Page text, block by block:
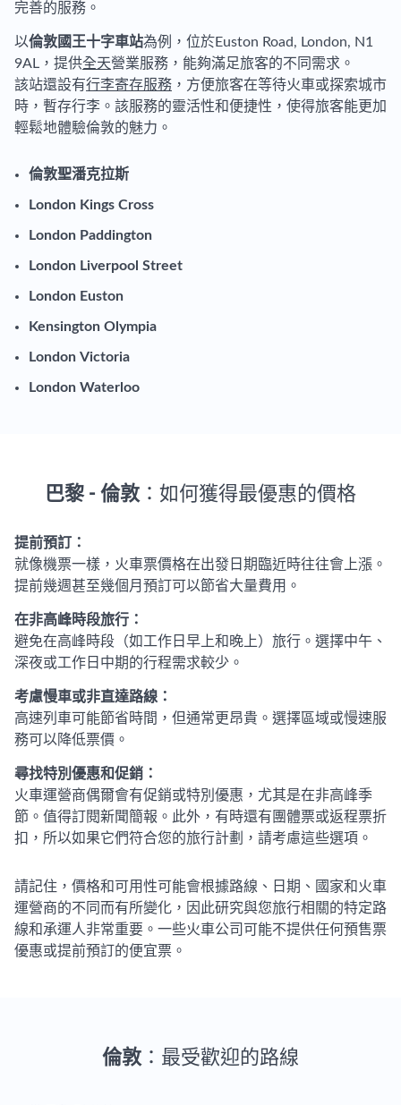
完善的服務。
以倫敦國王十字車站為例，位於Euston Road, London, N1
9AL，提供全天營業服務，能夠滿足旅客的不同需求。
該站還設有行李寄存服務 ，方便旅客在等待火車或探索城市
時，暫存行李。該服務的靈活性和便捷性，使得旅客能更加
輕鬆地體驗倫敦的魅力。
倫敦聖潘克拉斯
London Kings Cross
London Paddington
London Liverpool Street
London Euston
Kensington Olympia
London Victoria
London Waterloo
巴黎 - 倫敦 ：如何獲得最優惠的價格
提前預訂：
就像機票一樣，火車票價格在出發日期臨近時往往會上漲。
提前幾週甚至幾個月預訂可以節省大量費用。
在非高峰時段旅行：
避免在高峰時段（如工作日早上和晚上）旅行。選擇中午、
深夜或工作日中期的行程需求較少。
考慮慢車或非直達路線：
高速列車可能節省時間，但通常更昂貴。選擇區域或慢速服
務可以降低票價。
尋找特別優惠和促銷：
火車運營商偶爾會有促銷或特別優惠，尤其是在非高峰季
節。值得訂閱新聞簡報。此外，有時還有團體票或返程票折
扣，所以如果它們符合您的旅行計劃，請考慮這些選項。
請記住，價格和可用性可能會根據路線、日期、國家和火車
運營商的不同而有所變化，因此研究與您旅行相關的特定路
線和承運人非常重要。一些火車公司可能不提供任何預售票
優惠或提前預訂的便宜票。
倫敦 ：最受歡迎的路線